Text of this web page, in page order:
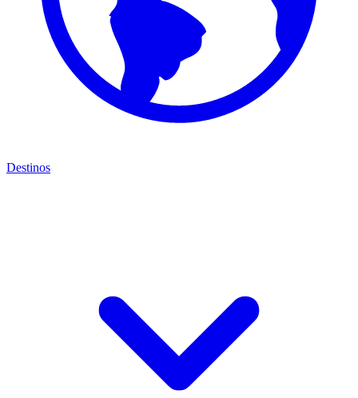
Destinos